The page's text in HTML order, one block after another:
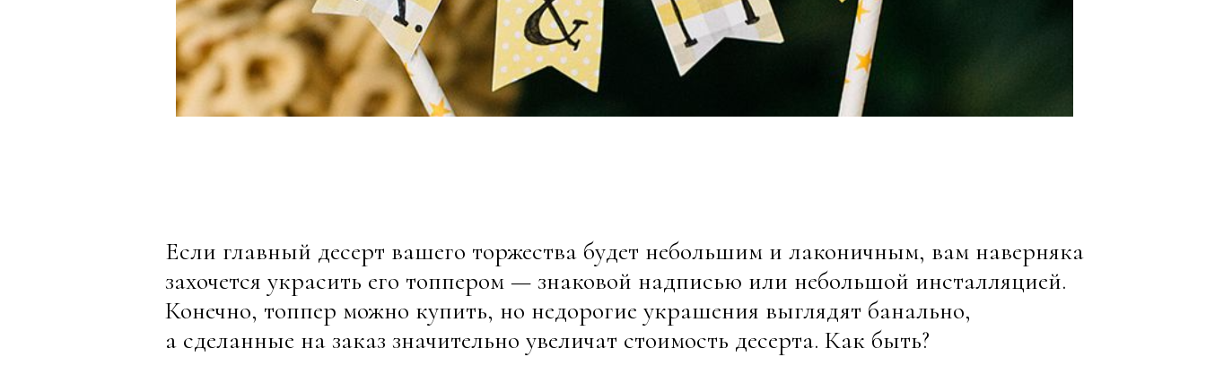
Если главный десерт вашего торжества будет небольшим и лаконичным, вам наверняка
захочется украсить его топпером — знаковой надписью или небольшой инсталляцией.
Конечно, топпер можно купить, но недорогие украшения выглядят банально,
а сделанные на заказ значительно увеличат стоимость десерта. Как быть?